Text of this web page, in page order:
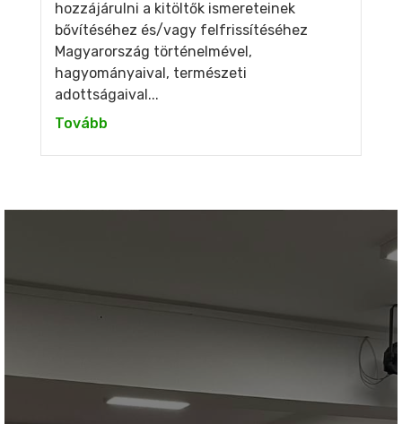
hozzájárulni a kitöltők ismereteinek
bővítéséhez és/vagy felfrissítéséhez
Magyarország történelmével,
hagyományaival, természeti
adottságaival...
Tovább